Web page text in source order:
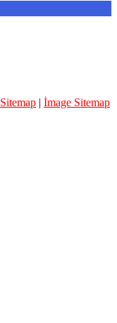
Sitemap | İmage Sitemap